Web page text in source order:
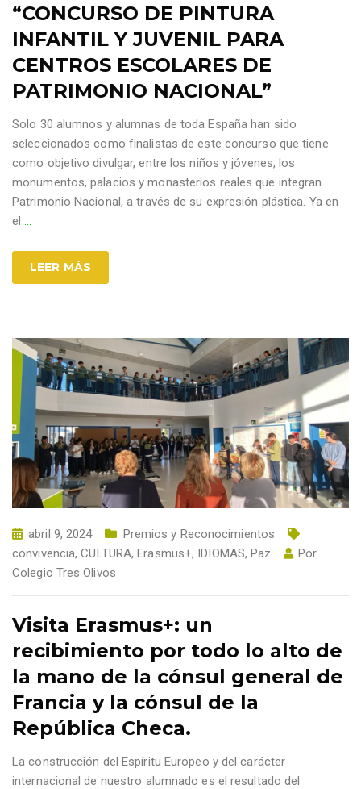
“CONCURSO DE PINTURA
INFANTIL Y JUVENIL PARA
CENTROS ESCOLARES DE
PATRIMONIO NACIONAL”
Solo 30 alumnos y alumnas de toda España han sido
seleccionados como finalistas de este concurso que tiene
como objetivo divulgar, entre los niños y jóvenes, los
monumentos, palacios y monasterios reales que integran
Patrimonio Nacional, a través de su expresión plástica. Ya en
el
LEER MÁS
abril 9, 2024
Premios y Reconocimientos
convivencia,CULTURA,Erasmus+, IDIOMAS,Paz
Por
Colegio Tres Olivos
Visita Erasmus+: un
recibimiento por todo lo alto de
la mano de la cónsul general de
Francia y la cónsul de la
República Checa.
La construcción del Espíritu Europeo y del carácter
internacional de nuestro alumnado es el resultado del